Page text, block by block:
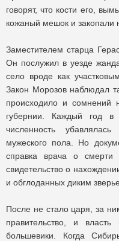
говорят, что кости его,
кожаный мешок и закопали
Заместителем старца
Он послужил в уезде
село вроде как
Закон Морозов наблюдал
происходило и сомнений
губернии. Каждый год
численность
мужеского пола. Но
справка врача о смерти
свидетельство о
и обглоданных диким
После не стало царя, за
правительство, и
большевики. Когда